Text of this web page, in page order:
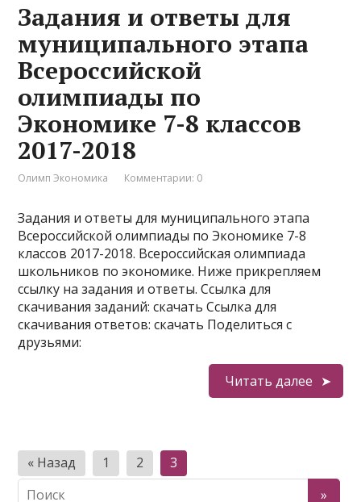
Задания и ответы для
муниципального этапа
Всероссийской
олимпиады по
Экономике 7-8 классов
2017-2018
Олимп Экономика Комментарии: 0
Задания и ответы для муниципального этапа
Всероссийской олимпиады по Экономике 7-8
классов 2017-2018. Всероссийская олимпиада
школьников по экономике. Ниже прикрепляем
ссылку на задания и ответы. Ссылка для
скачивания заданий: скачать Ссылка для
скачивания ответов: скачать Поделиться с
друзьями:
Читать далее
Пагинация
записей
« Назад 1 2 3